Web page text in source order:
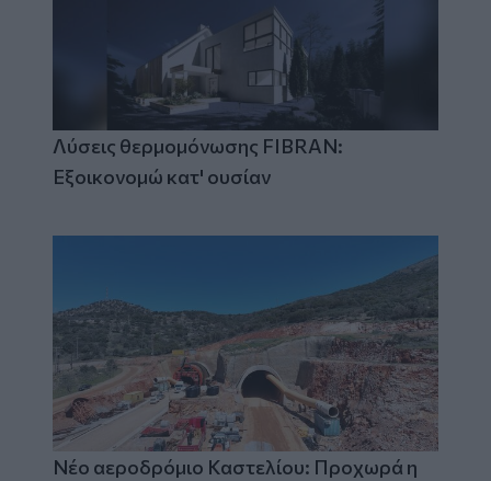
Λύσεις θερμομόνωσης FIBRAN:
Εξοικονομώ κατ' ουσίαν
Νέο αεροδρόμιο Καστελίου: Προχωρά η